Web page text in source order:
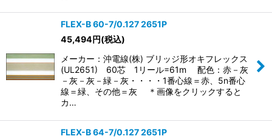
FLEX-B 60-7/0.127 2651P
45,494円(税込)
メーカー：沖電線(株) ブリッジ形オキフレックス
(UL2651) 60芯 1リール=61m 配色：赤－灰
－灰－灰－緑－灰・・・・1番心線＝赤、5n番心
線＝緑、その他＝灰 ＊画像をクリックすると
カ…
FLEX-B 64-7/0.127 2651P